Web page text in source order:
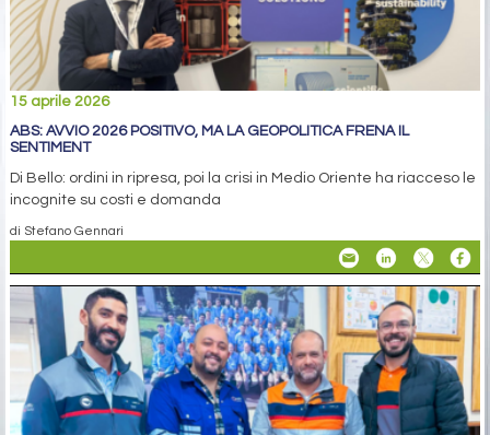
15 aprile 2026
ABS: AVVIO 2026 POSITIVO, MA LA GEOPOLITICA FRENA IL
SENTIMENT
Di Bello: ordini in ripresa, poi la crisi in Medio Oriente ha riacceso le
incognite su costi e domanda
di Stefano Gennari